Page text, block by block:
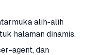
alih-alih
halaman dinamis.
agent, dan